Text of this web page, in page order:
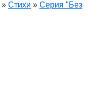
» Стихи » Серия "Без